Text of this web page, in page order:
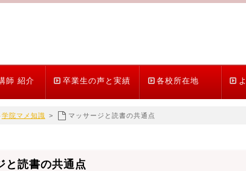
師 紹介 卒業生の声と実績 各校所在地
学院マメ知識 > マッサージと読書の共通点
と読書の共通点